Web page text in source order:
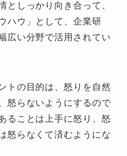
としっかり向き合って、
ハウ」として、企業研
広い分野で活用されてい
トの目的は、怒りを自然
怒らないようにするので
ることは上手に怒り、怒
怒らなくて済むようにな